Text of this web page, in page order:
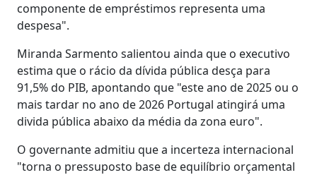
componente de empréstimos representa uma
despesa".
Miranda Sarmento salientou ainda que o executivo
estima que o rácio da dívida pública desça para
91,5% do PIB, apontando que "este ano de 2025 ou o
mais tardar no ano de 2026 Portugal atingirá uma
divida pública abaixo da média da zona euro".
O governante admitiu que a incerteza internacional
"torna o pressuposto base de equilíbrio orçamental